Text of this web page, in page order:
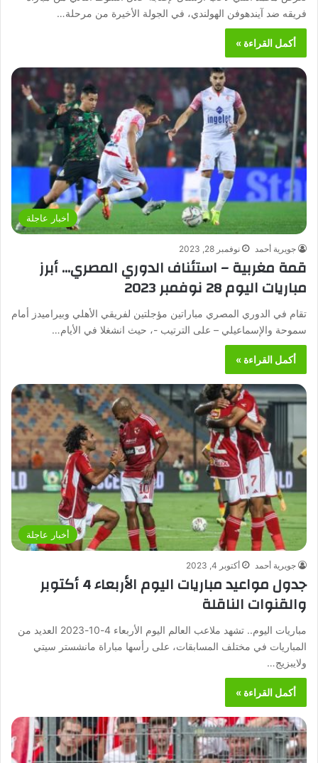
فريقه ضد آيندهوفن الهولندي، في الجولة الأخيرة من مرحلة…
أكمل القراءة »
أخبار عاجلة
جويرية أحمد نوفمبر 28, 2023
قمة مغربية – استئناف الدوري المصري… أبرز
مباريات اليوم 28 نوفمبر 2023
تقام في الدوري المصري مباراتين مؤجلتين لفريقي الأهلي وبيراميدز أمام
سموحة والإسماعيلي – على الترتيب -، حيث انشغلا في الأيام…
أكمل القراءة »
أخبار عاجلة
جويرية أحمد أكتوبر 4, 2023
جدول مواعيد مباريات اليوم الأربعاء 4 أكتوبر
والقنوات الناقلة
مباريات اليوم.. تشهد ملاعب العالم اليوم الأربعاء 4-10-2023 العديد من
المباريات في مختلف المسابقات، على رأسها مباراة مانشستر سيتي
ولايبزيج…
أكمل القراءة »